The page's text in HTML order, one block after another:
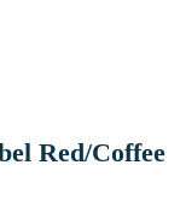
Red/Coffee